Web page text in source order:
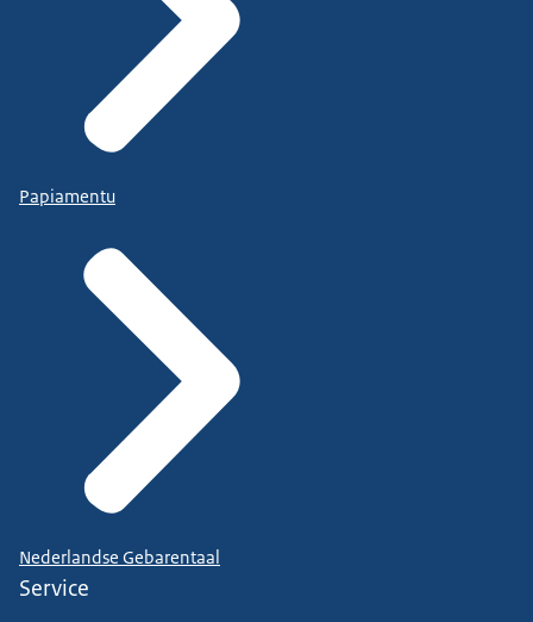
Papiamentu
Nederlandse Gebarentaal
Service